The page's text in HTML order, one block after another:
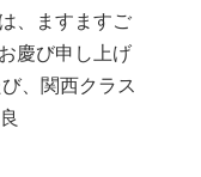
、ますますご
慶び申し上げ
、関西クラス